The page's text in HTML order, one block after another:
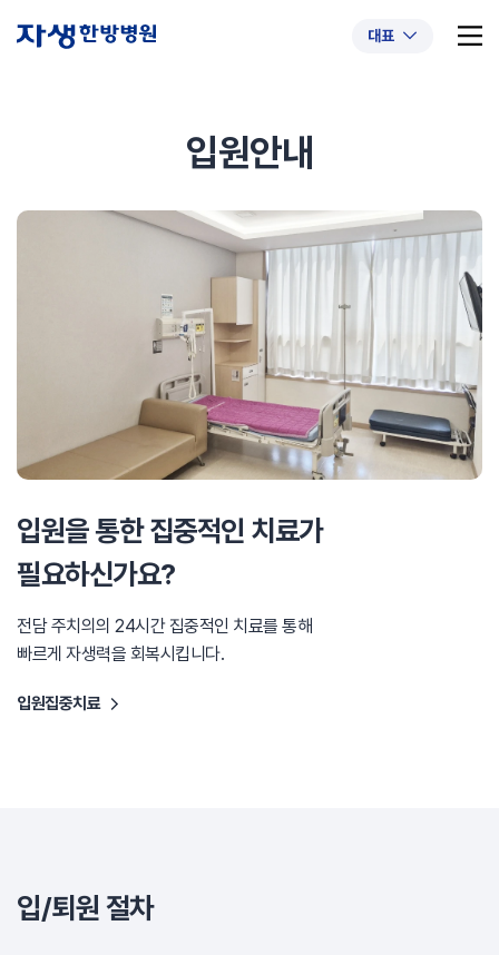
대표
#교통사고후유증 #허리디스크 #목디스크
입원안내
입원을 통한 집중적인 치료가
필요하신가요?
전담 주치의의 24시간 집중적인 치료를 통해
빠르게 자생력을 회복시킵니다.
입원집중치료
입/퇴원 절차